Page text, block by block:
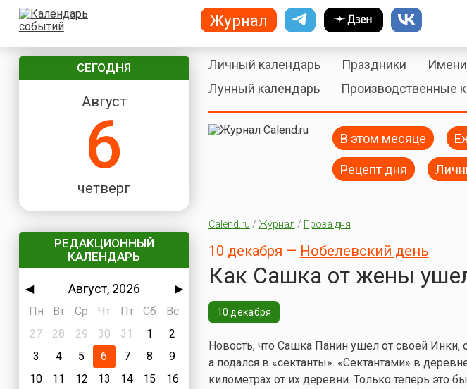
СЕГОДНЯ
Август
6
четверг
РЕДАКЦИОННЫЙ
КАЛЕНДАРЬ
◀ Август, 2026
▶
Пн
Вт Ср Чт Пт Сб
Вс
27
28 29 30 31 1
2
3
4 5 6 7 8
9
10
11 12 13 14 15
16
Личный календарь Праздники
Лунный календарь
Производственные
В этом месяце
Рецепт дня
Calend.ru / Журнал / Проза дня
10 декабря — Нобелевский день
Как Сашка от жены
10 декабря
Новость, что Сашка Панин ушел от своей
а подался в «сектанты». «Сектантами» в
километрах от их деревни. Только теперь это
Журнал